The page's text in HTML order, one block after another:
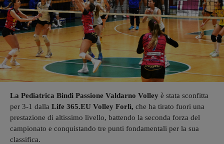
La Pediatrica Bindi Passione Valdarno Volley è stata sconfitta
per 3-1 dalla Life 365.EU Volley Forlì, che ha tirato fuori una
prestazione di altissimo livello, battendo la seconda forza del
campionato e conquistando tre punti fondamentali per la sua
classifica.